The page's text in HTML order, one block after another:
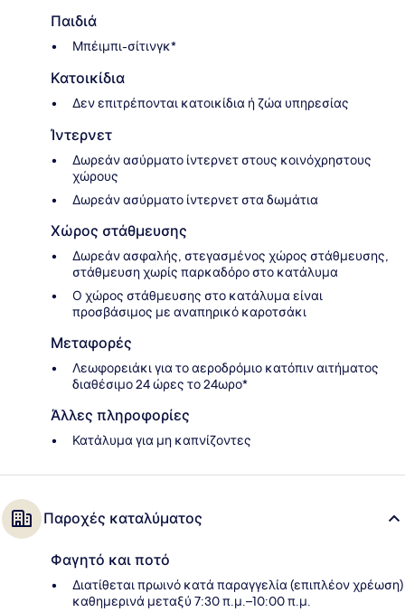
Παιδιά
Μπέιμπι-σίτινγκ*
Κατοικίδια
Δεν επιτρέπονται κατοικίδια ή ζώα υπηρεσίας
Ίντερνετ
Δωρεάν ασύρματο ίντερνετ στους κοινόχρηστους
χώρους
Δωρεάν ασύρματο ίντερνετ στα δωμάτια
Χώρος στάθμευσης
Δωρεάν ασφαλής, στεγασμένος χώρος στάθμευσης,
στάθμευση χωρίς παρκαδόρο στο κατάλυμα
Ο χώρος στάθμευσης στο κατάλυμα είναι
προσβάσιμος με αναπηρικό καροτσάκι
Μεταφορές
Λεωφορειάκι για το αεροδρόμιο κατόπιν αιτήματος
διαθέσιμο 24 ώρες το 24ωρο*
Άλλες πληροφορίες
Κατάλυμα για μη καπνίζοντες
Παροχές καταλύματος
Φαγητό και ποτό
Διατίθεται πρωινό κατά παραγγελία (επιπλέον χρέωση)
καθημερινά μεταξύ 7:30 π.μ.–10:00 π.μ.